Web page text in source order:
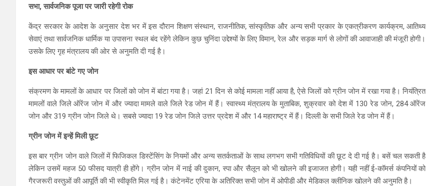
सभा, सार्वजनिक पूजापरजारी रहेगीरोक
केंद्र सरकार के आदेश के अनुसार देश भर में इस दौरान शिक्षण संस्थान, राजनीतिक, सांस्कृतिक और अन्य सभी प्रकार के एकत्रीकरण कार्यक्रम, आतिथ्य
सेवाएं तथा सार्वजनिक धार्मिक या उपासना स्थल बंद रहेंगे लेकिन कुछ चुनिंदा उद्देश्यों के लिए विमान, रेल और सड़क मार्ग से लोगों की आवाजाही की मंजूरी होगी।
उसके लिए गृह मंत्रालय की ओर से अनुमति दी गई है।
इस आधार पर बांटे गए जोन
संक्रमण के मामलों के आधार पर जिलों को जोन में बांटा गया है। जहां 21 दिन से कोई मामला नहीं आया है, ऐसे जिलों को ग्रीन जोन में रखा गया है। नियंत्रित
मामलों वाले जिले ऑरेंज जोन में और ज्यादा मामले वाले जिले रेड जोन में हैं। स्वास्थ्य मंत्रालय के मुताबिक, शुक्रवार को देश में 130 रेड जोन, 284 ऑरेंज
जोन और 319 ग्रीन जोन जिले थे। सबसे ज्यादा 19 रेड जोन जिले उत्तर प्रदेश में और 14 महाराष्ट्र में हैं। दिल्ली के सभी जिले रेड जोन में हैं।
ग्रीन जोन में इन्‍हें मिली छूट
इस बार ग्रीन जोन वाले जिलों में फिजिकल डिस्टेंसिंग के नियमों और अन्य सतर्कताओं के साथ लगभग सभी गतिविधियों की छूट दे दी गई है। बसें चल सकती है
लेकिन उसमें महज 50 फीसद यात्री ही होंगे। ग्रीन जोन में नाई की दुकान, स्पा और सैलून को भी खोलने की इजाजत होगी। यही नहीं ई-कॉमर्स कंपनियों को
गैरजरूरी वस्तुओं की आपूर्ति की भी स्वीकृति मिल गई है। कंटेनमेंट एरिया के अतिरिक्त सभी जोन में ओपीडी और मेडिकल क्लीनिक खोलने की अनुमति है।